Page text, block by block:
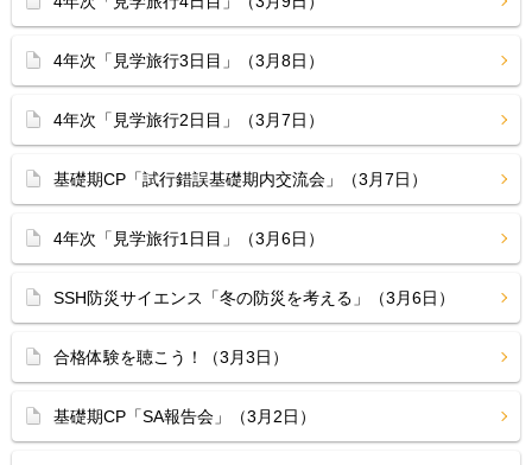
4年次「見学旅行3日目」（3月8日）
4年次「見学旅行2日目」（3月7日）
基礎期CP「試行錯誤基礎期内交流会」（3月7日）
4年次「見学旅行1日目」（3月6日）
SSH防災サイエンス「冬の防災を考える」（3月6日）
合格体験を聴こう！（3月3日）
基礎期CP「SA報告会」（3月2日）